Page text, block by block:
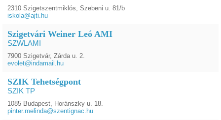
2310 Szigetszentmiklós, Szebeni u. 81/b
iskola@ajti.hu
Szigetvári Weiner Leó AMI
SZWLAMI
7900 Szigetvár, Zárda u. 2.
evolet@indamail.hu
SZIK Tehetségpont
SZIK TP
1085 Budapest, Horánszky u. 18.
pinter.melinda@szentignac.hu